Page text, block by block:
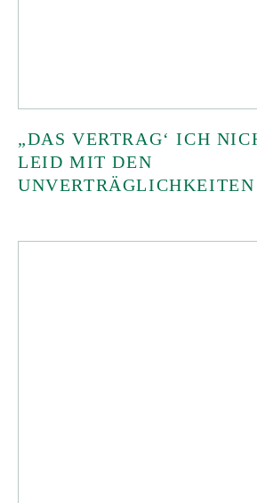
„DAS VERTRAG‘ ICH
LEID MIT DEN
UNVERTRÄGLICHKEITEN